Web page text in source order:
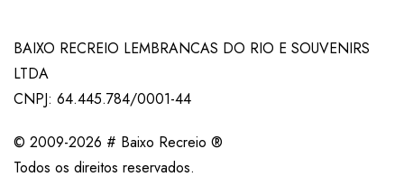
BAIXO RECREIO LEMBRANCAS DO RIO E SOUVENIRS
LTDA
CNPJ: 64.445.784/0001-44
© 2009-2026 # Baixo Recreio ®
Todos os direitos reservados.